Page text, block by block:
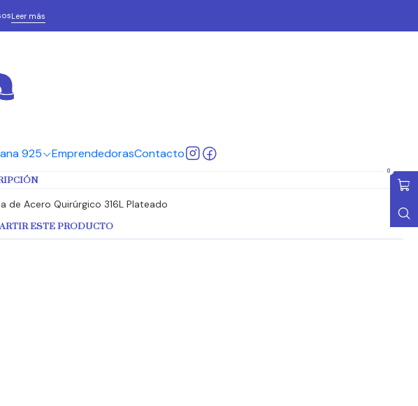
925 EmprendedorasContacto
0
Leer más
A.Q. Plateados
AQ P 1
stock de ubicaciones
de Acero Quirúrgico 316L Plateado
ESTE PRODUCTO